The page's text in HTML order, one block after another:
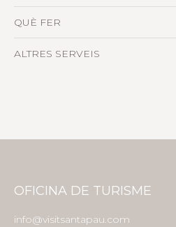
QUÈ FER
ALTRES SERVEIS
OFICINA DE TURISME
info@visitsantapau.com